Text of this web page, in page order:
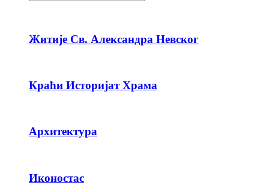
Житије Св. Александра Невског
Краћи Историјат Храма
Архитектура
Иконостас